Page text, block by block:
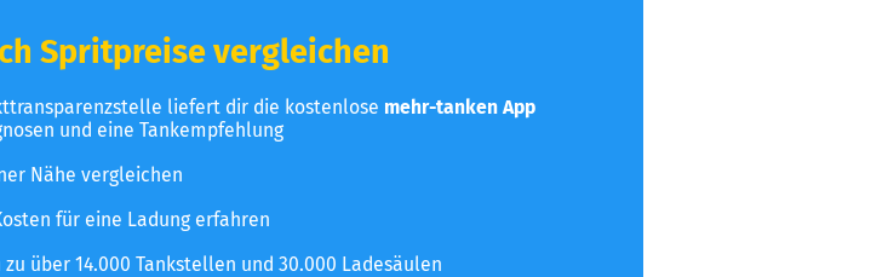
Spritpreise vergleichen
liefert dir die kostenlose mehr-tanken App
und eine Tankempfehlung
Nähe vergleichen
für eine Ladung erfahren
über 14.000 Tankstellen und 30.000 Ladesäulen